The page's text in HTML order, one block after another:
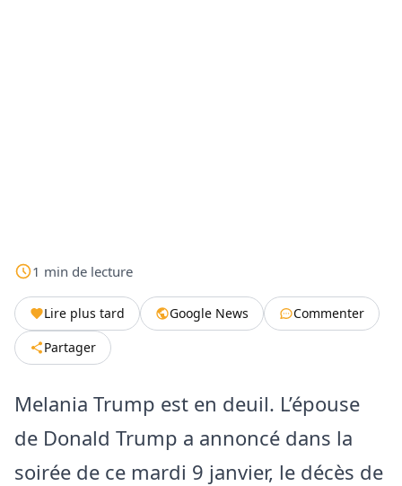
1 min de lecture
Lire plus tard Google News
Commenter
Partager
Melania Trump est en deuil. L’épouse
de Donald Trump a annoncé dans la
soirée de ce mardi 9 janvier, le décès de